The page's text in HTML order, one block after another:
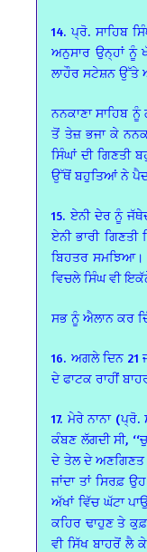
14. ਪ੍ਰੋ. ਸਾਹਿਬ
ਅਨੁਸਾਰ ਉਨ੍ਹਾਂ ਨੂੰ
ਲਾਹੌਰ ਸਟੇਸ਼ਨ ਉੱਤੇ
ਨਨਕਾਣਾ ਸਾਹਿਬ
ਤੋਂ ਤੇਜ਼ ਭਜਾ ਕੇ
ਸਿੰਘਾਂ ਦੀ ਗਿਣਤੀ
ਉੱਥੋਂ ਬਹੁਤਿਆਂ ਨੇ
15. ਏਨੀ ਦੇਰ ਨੂੰ
ਏਨੀ ਭਾਰੀ
ਬਿਹਤਰ ਸਮਝਿਆ।
ਵਿਚਲੇ ਸਿੰਘ ਵੀ
ਸਭ ਨੂੰ ਐਲਾਨ ਕਰ
16. ਅਗਲੇ ਦਿਨ 21
ਦੇ ਫਾਟਕ ਰਾਹੀਂ
17. ਮੇਰੇ ਨਾਨਾ
ਕੰਬਣ ਲੱਗਦੀ ਸੀ,
ਦੇ ਤੇਲ ਦੇ ਅਣਗਿਣਤ
ਜਾਂਦਾ ਤਾਂ ਸਿਰਫ਼
ਅੱਖਾਂ ਵਿੱਚ ਘੱਟਾ
ਕਹਿਰ ਢਾਹੁਣ ਤੇ
ਵੀ ਸਿੱਖ ਬਾਹਰੋਂ ਲੈ